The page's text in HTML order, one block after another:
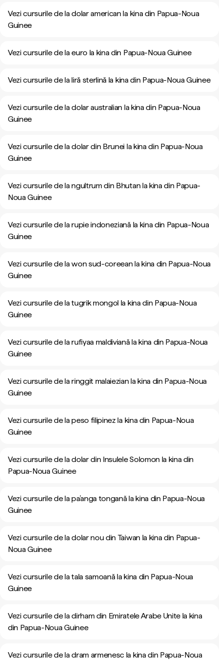
Vezi cursurile de la dolar american la kina din Papua-Noua
Guinee
Vezi cursurile de la euro la kina din Papua-Noua Guinee
Vezi cursurile de la liră sterlină la kina din Papua-Noua Guinee
Vezi cursurile de la dolar australian la kina din Papua-Noua
Guinee
Vezi cursurile de la dolar din Brunei la kina din Papua-Noua
Guinee
Vezi cursurile de la ngultrum din Bhutan la kina din Papua-
Noua Guinee
Vezi cursurile de la rupie indoneziană la kina din Papua-Noua
Guinee
Vezi cursurile de la won sud-coreean la kina din Papua-Noua
Guinee
Vezi cursurile de la tugrik mongol la kina din Papua-Noua
Guinee
Vezi cursurile de la rufiyaa maldiviană la kina din Papua-Noua
Guinee
Vezi cursurile de la ringgit malaiezian la kina din Papua-Noua
Guinee
Vezi cursurile de la peso filipinez la kina din Papua-Noua
Guinee
Vezi cursurile de la dolar din Insulele Solomon la kina din
Papua-Noua Guinee
Vezi cursurile de la pa’anga tongană la kina din Papua-Noua
Guinee
Vezi cursurile de la dolar nou din Taiwan la kina din Papua-
Noua Guinee
Vezi cursurile de la tala samoană la kina din Papua-Noua
Guinee
Vezi cursurile de la dirham din Emiratele Arabe Unite la kina
din Papua-Noua Guinee
Vezi cursurile de la dram armenesc la kina din Papua-Noua